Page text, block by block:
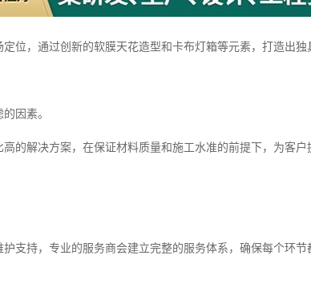
位，通过创新的软膜天花造型和卡布灯箱等元素，打造出独
因素。
的解决方案，在保证材料质量和施工水准的前提下，为客户
支持，专业的服务商会建立完整的服务体系，确保每个环节